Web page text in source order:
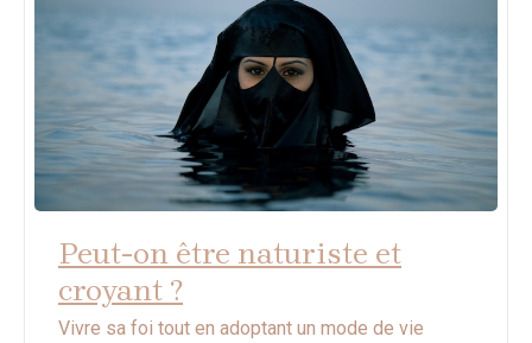
Peut-on être naturiste et
croyant ?
Vivre sa foi tout en adoptant un mode de vie